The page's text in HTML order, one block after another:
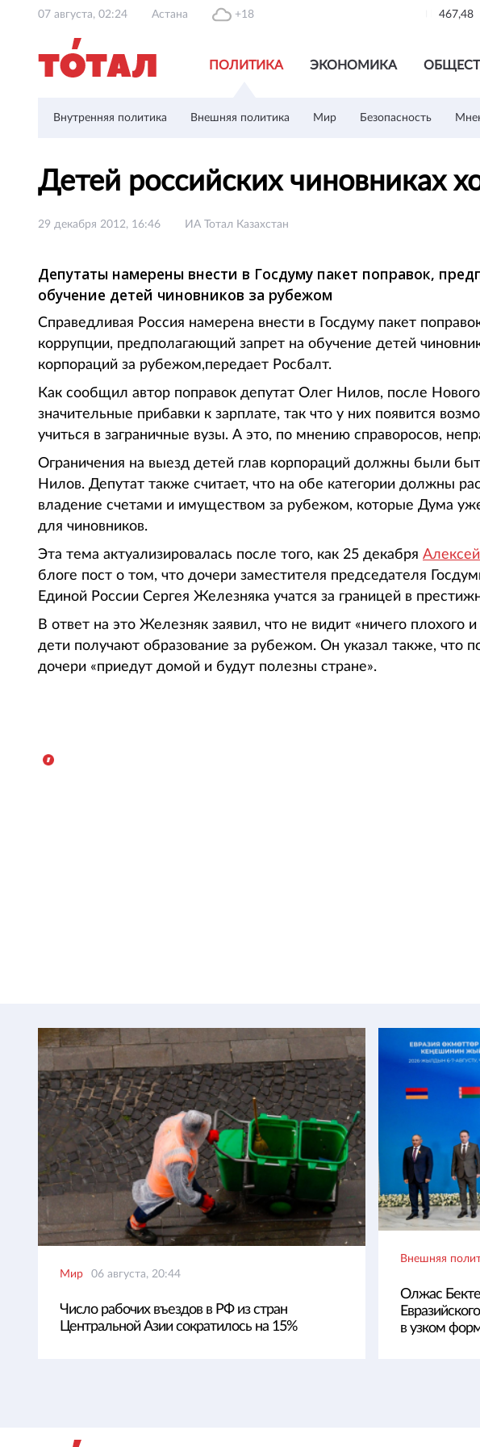
07 августа, 02:24 Астана +18 467,48
ПОЛИТИКА ЭКОНОМИКА
Внутренняя политика Внешняя политика Мир Безопасность
Детей российских чиновниках
29 декабря 2012, 16:46 ИА Тотал Казахстан
Депутаты намерены внести в Госдуму пакет поправок,
обучение детей чиновников за рубежом
Справедливая Россия намерена внести в Госдуму пакет
коррупции, предполагающий запрет на обучение детей
корпораций за рубежом,передает Росбалт.
Как сообщил автор поправок депутат Олег Нилов, после
значительные прибавки к зарплате, так что у них появится
учиться в заграничные вузы. А это, по мнению справоросов,
Ограничения на выезд детей глав корпораций должны были
Нилов. Депутат также считает, что на обе категории должны
владение счетами и имуществом за рубежом, которые Дума
для чиновников.
Эта тема актуализировалась после того, как 25 декабря
блоге пост о том, что дочери заместителя председателя
Единой России Сергея Железняка учатся за границей в
В ответ на это Железняк заявил, что не видит «ничего плохого
дети получают образование за рубежом. Он указал также, что
дочери «приедут домой и будут полезны стране».
Мир 06 августа, 20:44
Число рабочих въездов в РФ из стран
Центральной Азии сократилось на 15%
Внешняя
Олжас
в узком